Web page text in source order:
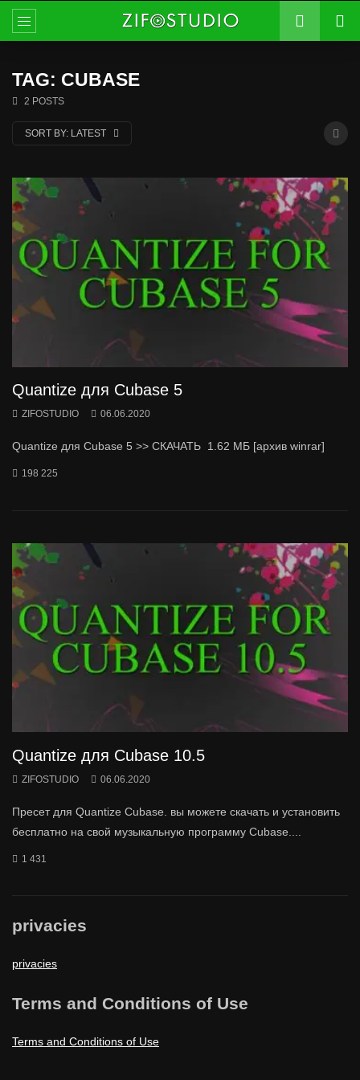
TAG: CUBASE
2 POSTS
SORT BY: LATEST
Quantize для Cubase 5
ZIFOSTUDIO 06.06.2020
Quantize для Cubase 5 >> СКАЧАТЬ 1.62 МБ [архив winrar]
198 225
Quantize для Cubase 10.5
ZIFOSTUDIO 06.06.2020
Пресет для Quantize Cubase. вы можете скачать и установить
бесплатно на свой музыкальную программу Cubase....
1 431
privacies
privacies
Terms and Conditions of Use
Terms and Conditions of Use